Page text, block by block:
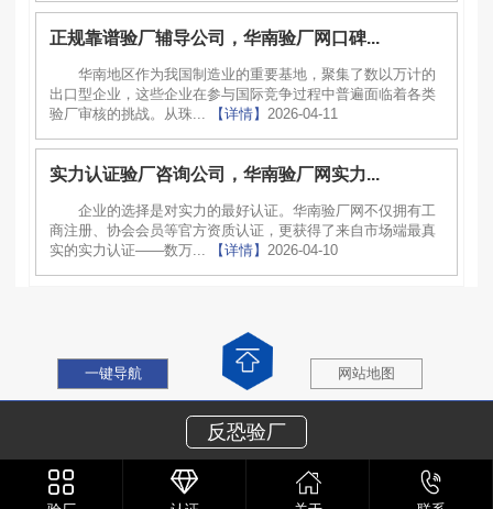
正规靠谱验厂辅导公司，华南验厂网口碑...
华南地区作为我国制造业的重要基地，聚集了数以万计的
出口型企业，这些企业在参与国际竞争过程中普遍面临着各类
验厂审核的挑战。从珠...
【详情】 2026-04-11
实力认证验厂咨询公司，华南验厂网实力...
企业的选择是对实力的最好认证。华南验厂网不仅拥有工
商注册、协会会员等官方资质认证，更获得了来自市场端最真
实的实力认证——数万...
【详情】 2026-04-10
反恐验厂
一键导航 网站地图